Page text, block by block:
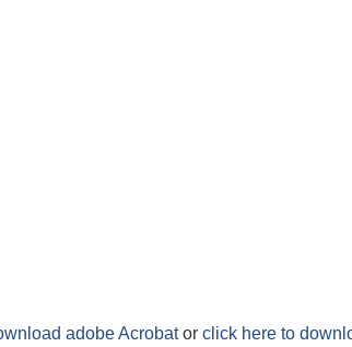
adobe Acrobator click here to